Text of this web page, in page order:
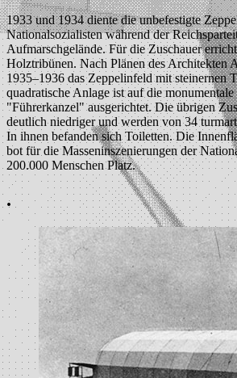
1933 und 1934 diente die unbefestigte
Nationalsozialisten während der
Aufmarschgelände. Für die Zuschauer
Holztribünen. Nach Plänen des Architekten
1935–1936 das Zeppelinfeld mit steinernen
quadratische Anlage ist auf die
"Führerkanzel" ausgerichtet. Die übrigen
deutlich niedriger und werden von 34
In ihnen befanden sich Toiletten. Die
bot für die Masseninszenierungen der
200.000 Menschen Platz.
.